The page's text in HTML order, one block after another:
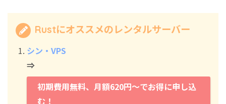
Rustにオススメのレンタルサーバー
シン・VPS
⇒
初期費用無料、月額620円～でお得に申し込
む！